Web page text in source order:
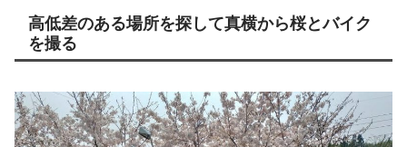
高低差のある場所を探して真横から桜とバイク
を撮る